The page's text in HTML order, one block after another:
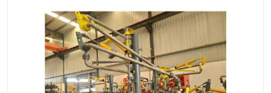
液氨装鹤管 潜油泵鹤管
流体装卸臂 输油臂
撬装鹤管 汽车鹤管